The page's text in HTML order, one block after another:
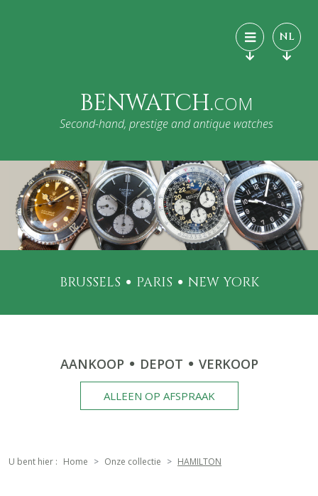
NL
BENWATCH.COM
Second-hand, prestige and antique watches
BRUSSELS PARIS NEW YORK
AANKOOP DEPOT VERKOOP
ALLEEN OP AFSPRAAK
U bent hier : Home Onze collectie HAMILTON